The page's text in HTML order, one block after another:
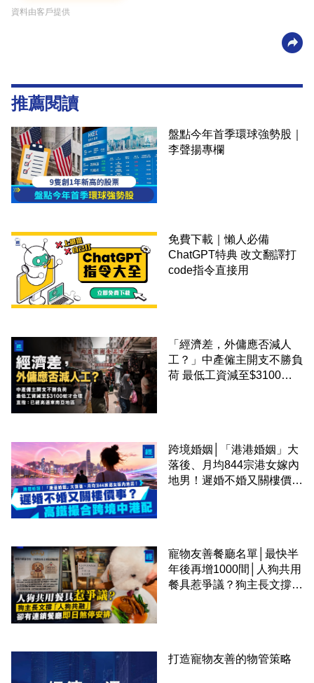
資料由客戶提供
推薦閱讀
盤點今年首季環球強勢股｜
李聲揚專欄
免費下載｜懶人必備
ChatGPT特典 改文翻譯打
code指令直接用
「經濟差，外傭應否減人
工？」中產僱主開支不勝負
荷 最低工資減至$3100蚊
跨境婚姻│「港港婚姻」大
落後、月均844宗港女嫁內
地男！遲婚不婚又關樓價
寵物友善餐廳名單│最快半
年後再增1000間│人狗共用
餐具惹爭議？狗主長文撐
打造寵物友善的物管策略